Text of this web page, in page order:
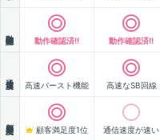
動作確認済!! 動作確認済!!
高速バースト機能 高速なSB回線
顧客満足度1位 通信速度が速い